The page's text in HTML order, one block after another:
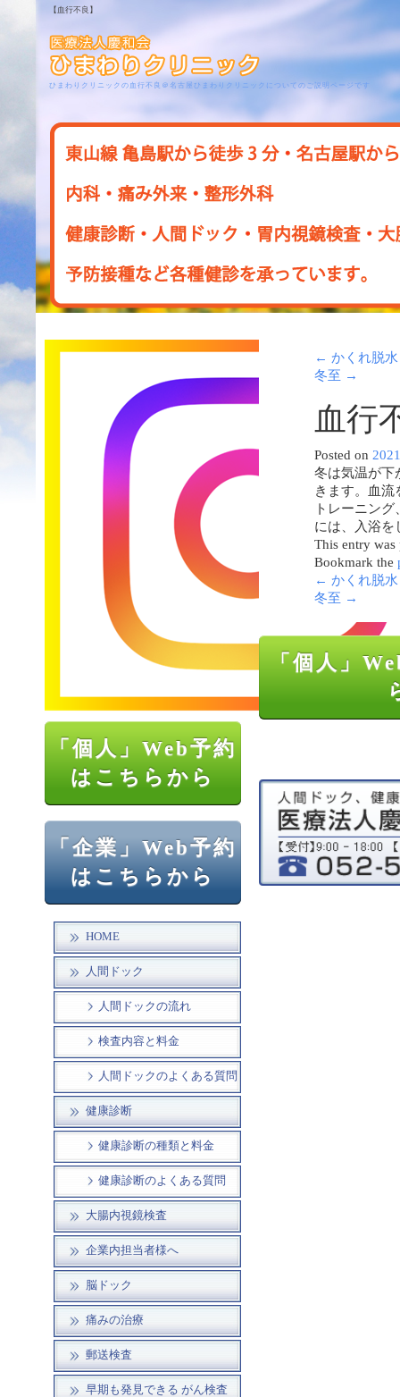
【血行不良】
ひまわりクリニックの血行不良＠名古屋ひまわりクリニックについてのご説明ページです
「個人」Web予約
はこちらから
「企業」Web予約
はこちらから
HOME
人間ドック
人間ドックの流れ
検査内容と料金
人間ドックのよくある質問
健康診断
健康診断の種類と料金
健康診断のよくある質問
大腸内視鏡検査
企業内担当者様へ
脳ドック
痛みの治療
郵送検査
早期も発見できる がん検査
← かくれ脱水
冬至 →
血行
Posted on
冬は気温が下
きます。血
トレーニン
には、入浴を
This entry
Bookmark the
← かくれ脱水
冬至 →
「個人」